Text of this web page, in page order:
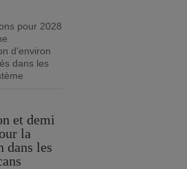
pour 2028
d'environ
dans les
et demi
la
dans les